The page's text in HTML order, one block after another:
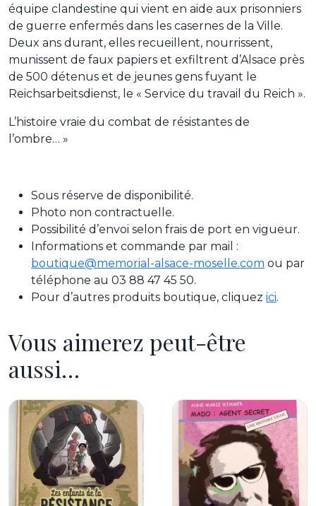
équipe clandestine qui vient en aide aux prisonniers
de guerre enfermés dans les casernes de la Ville.
Deux ans durant, elles recueillent, nourrissent,
munissent de faux papiers et exfiltrent d’Alsace près
de 500 détenus et de jeunes gens fuyant le
Reichsarbeitsdienst, le « Service du travail du Reich ».
L’histoire vraie du combat de résistantes de
l’ombre… »
Sous réserve de disponibilité.
Photo non contractuelle.
Possibilité d’envoi selon frais de port en vigueur.
Informations et commande par mail :
boutique@memorial-alsace-moselle.com ou par
téléphone au 03 88 47 45 50.
Pour d’autres produits boutique, cliquez ici.
Vous aimerez peut-être
aussi…